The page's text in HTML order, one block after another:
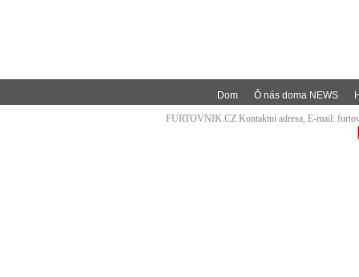
Dom Ô nás doma NEWS
FURTOVNIK.CZ Kontaktní adresa, E-mail: